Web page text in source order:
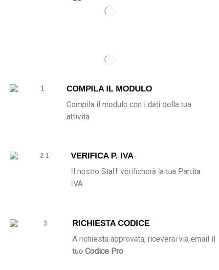
COMPILA IL MODULO
Compila il modulo con i dati della tua
attività
VERIFICA P. IVA
Il nostro Staff verificherà la tua Partita
IVA
RICHIESTA CODICE
A richiesta approvata, riceverai via email il
tuoCodice Pro